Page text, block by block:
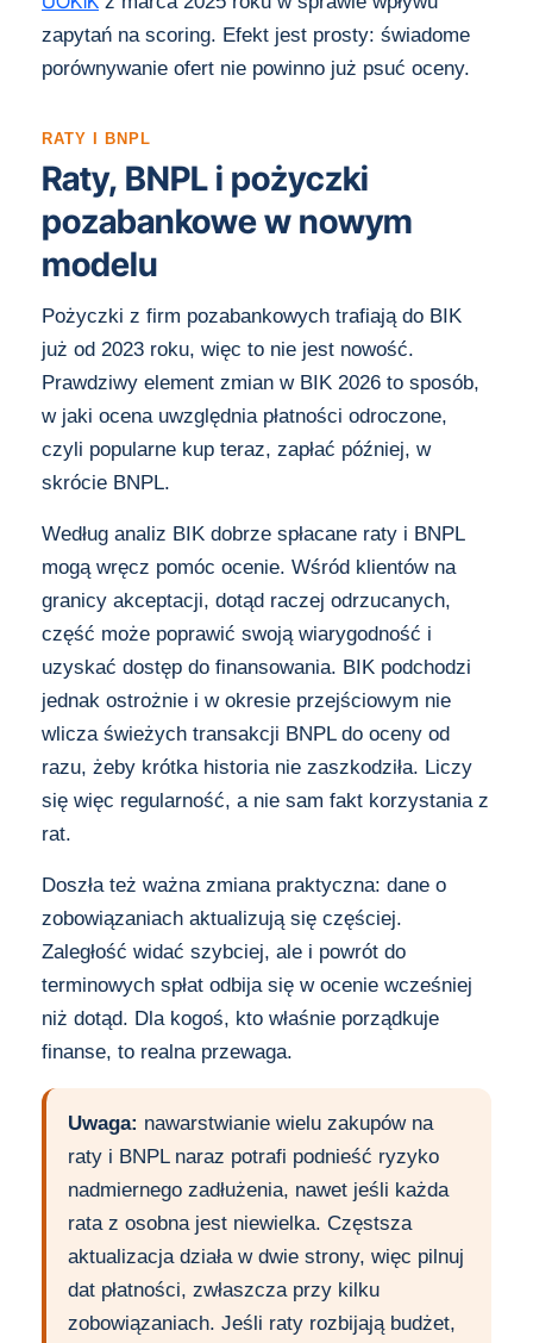
zapytań na scoring. Efekt jest prosty: świadome
porównywanie ofert nie powinno już psuć oceny.
RATY I BNPL
Raty, BNPL i pożyczki
pozabankowe w nowym
modelu
Pożyczki z firm pozabankowych trafiają do BIK
już od 2023 roku, więc to nie jest nowość.
Prawdziwy element zmian w BIK 2026 to sposób,
w jaki ocena uwzględnia płatności odroczone,
czyli popularne kup teraz, zapłać później, w
skrócie BNPL.
Według analiz BIK dobrze spłacane raty i BNPL
mogą wręcz pomóc ocenie. Wśród klientów na
granicy akceptacji, dotąd raczej odrzucanych,
część może poprawić swoją wiarygodność i
uzyskać dostęp do finansowania. BIK podchodzi
jednak ostrożnie i w okresie przejściowym nie
wlicza świeżych transakcji BNPL do oceny od
razu, żeby krótka historia nie zaszkodziła. Liczy
się więc regularność, a nie sam fakt korzystania z
rat.
Doszła też ważna zmiana praktyczna: dane o
zobowiązaniach aktualizują się częściej.
Zaległość widać szybciej, ale i powrót do
terminowych spłat odbija się w ocenie wcześniej
niż dotąd. Dla kogoś, kto właśnie porządkuje
finanse, to realna przewaga.
Uwaga: nawarstwianie wielu zakupów na
raty i BNPL naraz potrafi podnieść ryzyko
nadmiernego zadłużenia, nawet jeśli każda
rata z osobna jest niewielka. Częstsza
aktualizacja działa w dwie strony, więc pilnuj
dat płatności, zwłaszcza przy kilku
zobowiązaniach. Jeśli raty rozbijają budżet,